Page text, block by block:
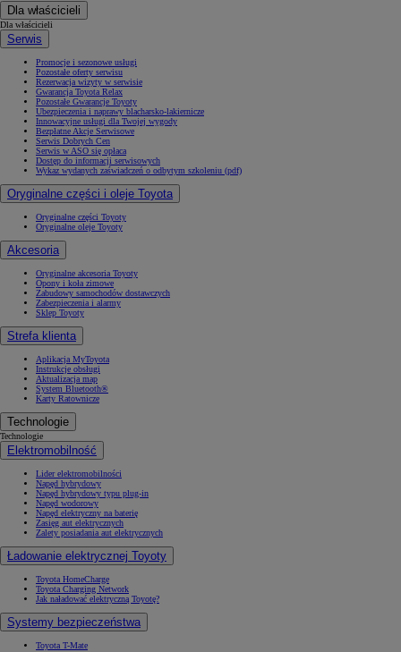
Dla właścicieli
Dla właścicieli
Serwis
Promocje i sezonowe usługi
Pozostałe oferty serwisu
Rezerwacja wizyty w serwisie
Gwarancja Toyota Relax
Pozostałe Gwarancje Toyoty
Ubezpieczenia i naprawy blacharsko-lakiernicze
Innowacyjne usługi dla Twojej wygody
Bezpłatne Akcje Serwisowe
Serwis Dobrych Cen
Serwis w ASO się opłaca
Dostęp do informacji serwisowych
Wykaz wydanych zaświadczeń o odbytym szkoleniu (pdf)
Oryginalne części i oleje Toyota
Oryginalne części Toyoty
Oryginalne oleje Toyoty
Akcesoria
Oryginalne akcesoria Toyoty
Opony i koła zimowe
Zabudowy samochodów dostawczych
Zabezpieczenia i alarmy
Sklep Toyoty
Strefa klienta
Aplikacja MyToyota
Instrukcje obsługi
Aktualizacja map
System Bluetooth®
Karty Ratownicze
Technologie
Technologie
Elektromobilność
Lider elektromobilności
Napęd hybrydowy
Napęd hybrydowy typu plug-in
Napęd wodorowy
Napęd elektryczny na baterię
Zasięg aut elektrycznych
Zalety posiadania aut elektrycznych
Ładowanie elektrycznej Toyoty
Toyota HomeCharge
Toyota Charging Network
Jak naładować elektryczną Toyotę?
Systemy bezpieczeństwa
Toyota T-Mate